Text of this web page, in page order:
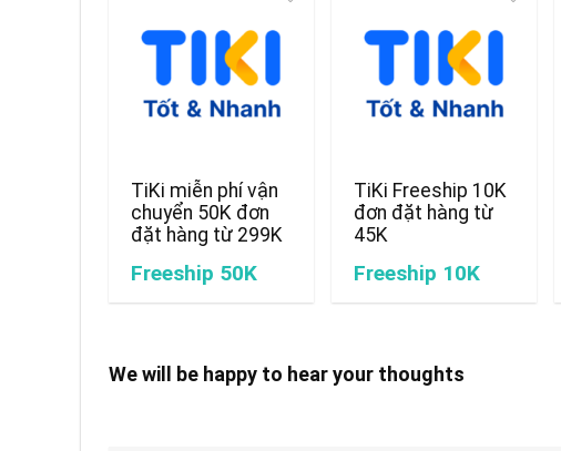
TiKi miễn phí vận
chuyển 50K đơn
đặt hàng từ 299K
Freeship 50K
TiKi Freeship 10K
đơn đặt hàng từ
45K
Freeship 10K
We will be happy to hear your thoughts